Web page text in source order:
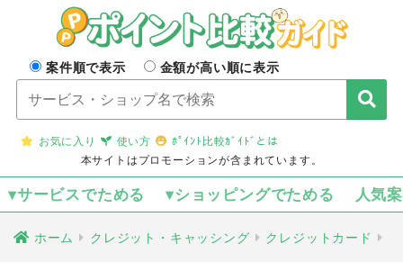
案件順で表示 金額が高い順に表示
お気に入り 使い方
ﾎﾟｲﾝﾄ比較ｶﾞｲﾄﾞとは
本サイトはプロモーションが含まれています。
▾サービスでためる ▾ショッピングでためる 人気
ホーム クレジット・キャッシング クレジットカード